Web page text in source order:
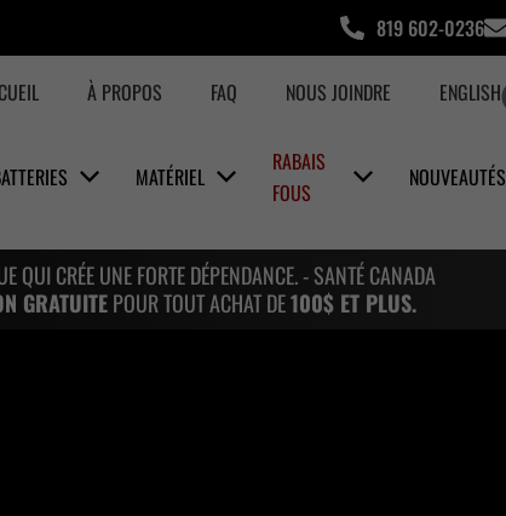
819 602-0236
À PROPOS FAQ NOUS JOINDRE ENGLISH
MATÉRIEL
RABAIS
FOUS
NOUVEAUTÉS
QUI CRÉE UNE FORTE DÉPENDANCE. - SANTÉ CANADA
GRATUITEPOUR TOUT ACHAT DE100$ ET PLUS.